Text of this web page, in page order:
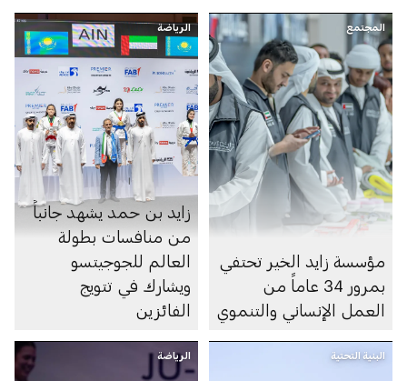
المجتمع
مؤسسة زايد الخير تحتفي
بمرور 34 عاماً من
العمل الإنساني والتنموي
الرياضة
زايد بن حمد يشهد جانباً
من منافسات بطولة
العالم للجوجيتسو
ويشارك في تتويج
الفائزين
البنية التحتية الرياضة